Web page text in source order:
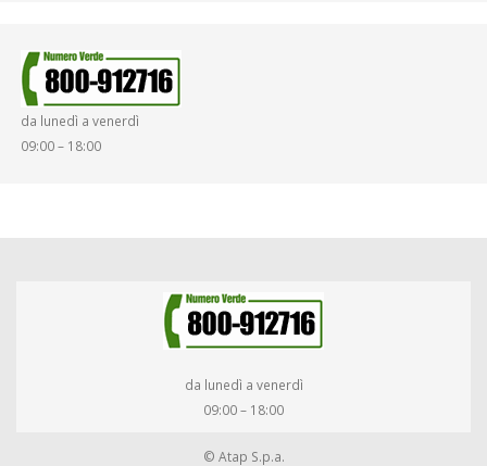
da lunedì a venerdì
09:00 – 18:00
da lunedì a venerdì
09:00 – 18:00
© Atap S.p.a.